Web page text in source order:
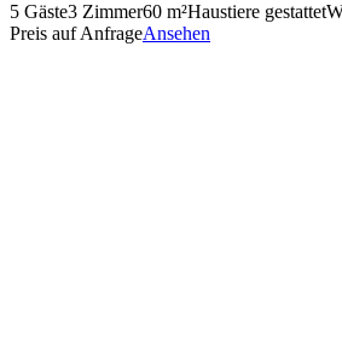
5 Gäste3 Zimmer60 m²Haustiere gestattet
Preis auf AnfrageAnsehen